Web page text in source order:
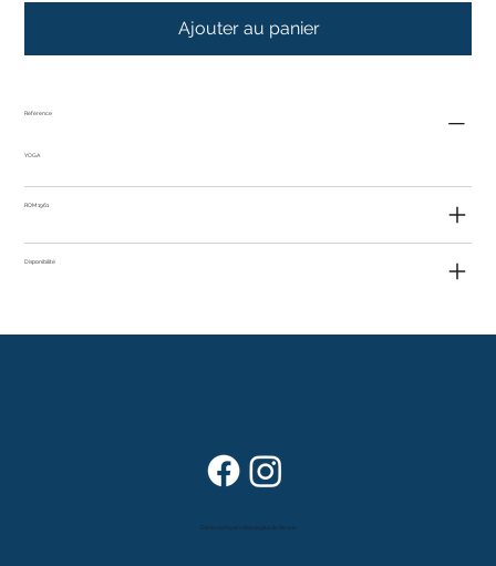
Ajouter au panier
Référence
YOGA
ROM 1961
Disponibilité
Dans vos foyers depuis plus de 80 ans